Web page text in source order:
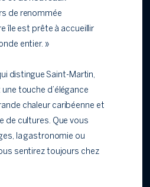
de renommée
île est prête à accueillir
entier. »
distingue Saint-Martin,
une touche d’élégance
chaleur caribéenne et
de cultures. Que vous
la gastronomie ou
sentirez toujours chez